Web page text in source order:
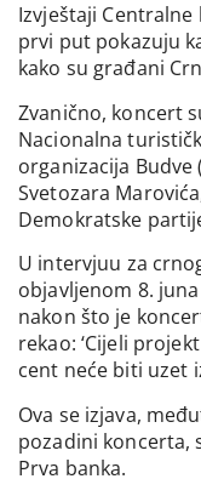
Izvještaji Centralne
prvi put pokazuju
kako su građani
Zvanično, koncert
Nacionalna
organizacija Budve
Svetozara
Demokratske
U intervjuu za
objavljenom 8.
nakon što je
rekao: ‘Cijeli
cent neće biti uzet
Ova se izjava,
pozadini koncerta,
Prva banka.